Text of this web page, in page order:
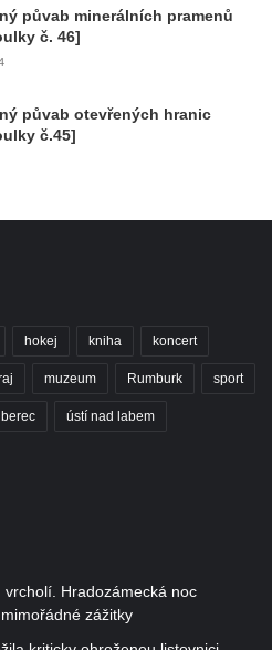
půvab minerálních pramenů
č. 46]
půvab otevřených hranic
č.45]
hokej kniha koncert
muzeum Rumburk sport
ústí nad labem
Hradozámecká noc
zážitky